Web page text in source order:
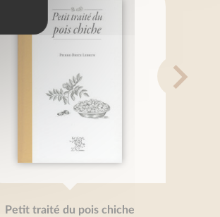
Petit traité du pois chiche